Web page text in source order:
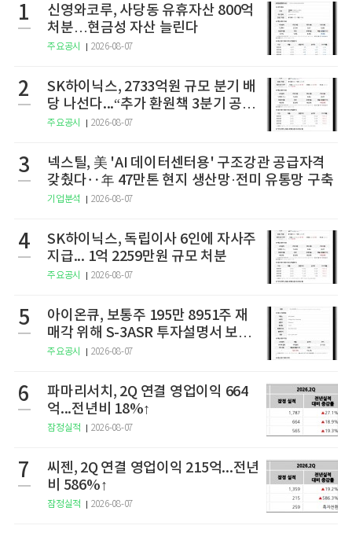
1
신영와코루, 사당동 유휴자산 800억
처분…현금성 자산 늘린다
주요공시 2026-08-07
2
SK하이닉스, 2733억원 규모 분기 배
당 나선다...“추가 환원책 3분기 공
개”
주요공시 2026-08-07
3
넥스틸, 美 'AI 데이터센터용' 구조강관 공급자격
갖췄다‥年 47만톤 현지 생산망·전미 유통망 구축
기업분석 2026-08-07
4
SK하이닉스, 독립이사 6인에 자사주
지급... 1억 2259만원 규모 처분
주요공시 2026-08-07
5
아이온큐, 보통주 195만 8951주 재
매각 위해 S-3ASR 투자설명서 보충
서 제출
주요공시 2026-08-07
6
파마리서치, 2Q 연결 영업이익 664
억...전년비 18%↑
잠정실적 2026-08-07
7
씨젠, 2Q 연결 영업이익 215억...전년
비 586%↑
잠정실적 2026-08-07